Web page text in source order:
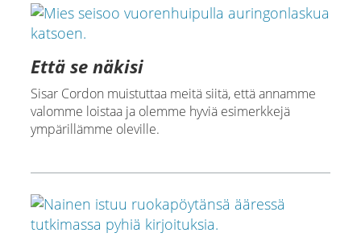
Että se näkisi
Sisar Cordon muistuttaa meitä siitä, että annamme
valomme loistaa ja olemme hyviä esimerkkejä
ympärillämme oleville.